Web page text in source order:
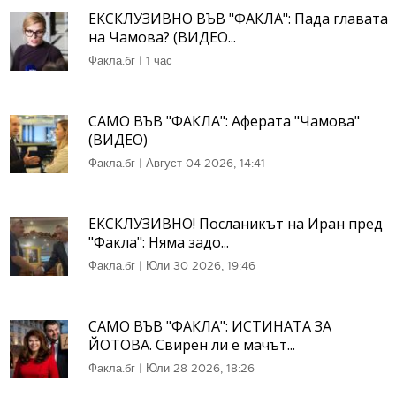
ЕКСКЛУЗИВНО ВЪВ "ФАКЛА": Пада главата
на Чамова? (ВИДЕО...
Факла.бг | 1 час
САМО ВЪВ "ФАКЛА": Аферата "Чамова"
(ВИДЕО)
Факла.бг | Август 04 2026, 14:41
ЕКСКЛУЗИВНО! Посланикът на Иран пред
"Факла": Няма задо...
Факла.бг | Юли 30 2026, 19:46
САМО ВЪВ "ФАКЛА": ИСТИНАТА ЗА
ЙОТОВА. Свирен ли е мачът...
Факла.бг | Юли 28 2026, 18:26